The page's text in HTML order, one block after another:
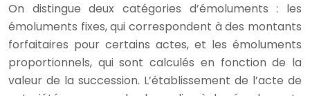
On distingue deux catégories d’émoluments : les
émoluments fixes, qui correspondent à des montants
forfaitaires pour certains actes, et les émoluments
proportionnels, qui sont calculés en fonction de la
valeur de la succession. L’établissement de l’acte de